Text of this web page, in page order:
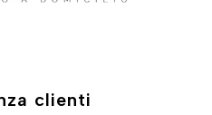
clienti